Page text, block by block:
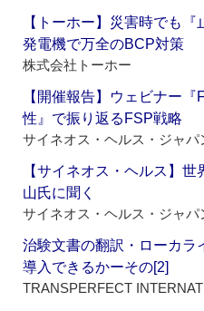
【トーホー】災害時でも
発電機で万全のBCP対策
株式会社トーホー
【開催報告】ウェビナー
性』で振り返るFSP戦略
サイネオス・ヘルス・ジャパ
【サイネオス・ヘルス】
山氏に聞く
サイネオス・ヘルス・ジャパ
治験文書の翻訳・ローカラ
導入できるかーその[2]
TRANSPERFECT